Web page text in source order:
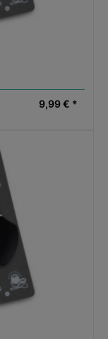
9,99 € *